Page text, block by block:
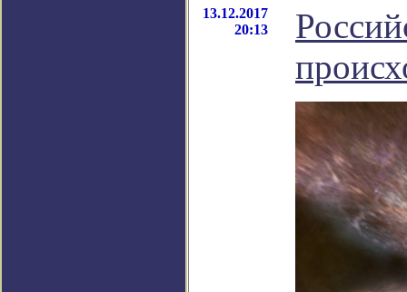
13.12.2017
20:13